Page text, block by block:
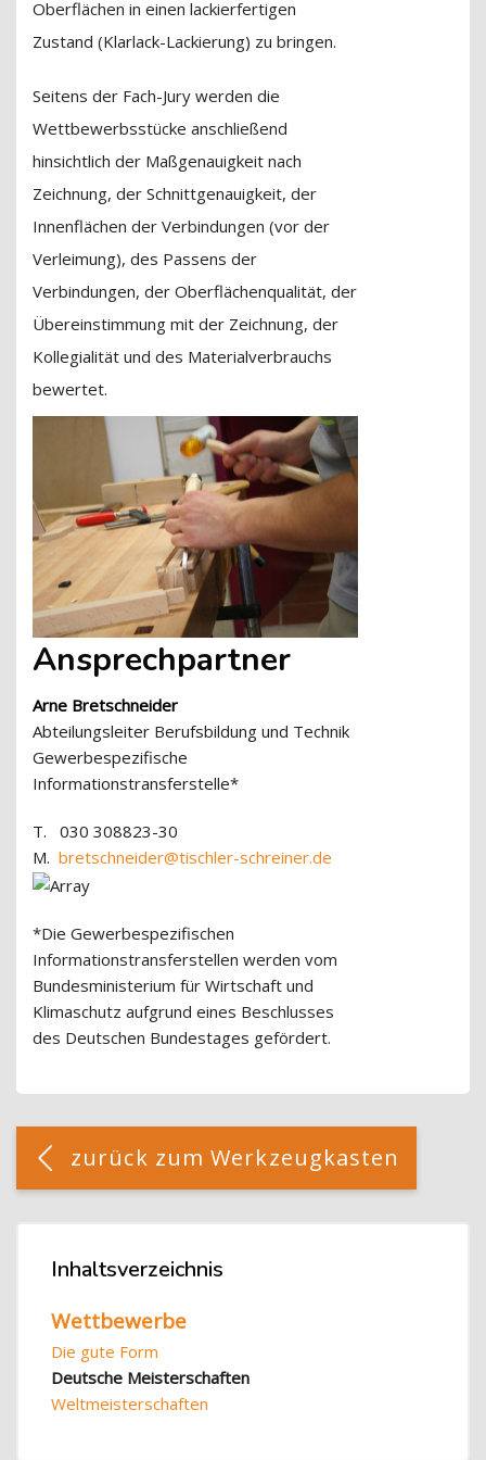
Oberflächen in einen lackierfertigen
Zustand (Klarlack-Lackierung) zu bringen.
Seitens der Fach-Jury werden die
Wettbewerbsstücke anschließend
hinsichtlich der Maßgenauigkeit nach
Zeichnung, der Schnittgenauigkeit, der
Innenflächen der Verbindungen (vor der
Verleimung), des Passens der
Verbindungen, der Oberflächenqualität, der
Übereinstimmung mit der Zeichnung, der
Kollegialität und des Materialverbrauchs
bewertet.
Ansprechpartner
Arne Bretschneider
Abteilungsleiter Berufsbildung und Technik
Gewerbespezifische
Informationstransferstelle*
T. 030 308823-30
M. bretschneider@tischler-schreiner.de
*Die Gewerbespezifischen
Informationstransferstellen werden vom
Bundesministerium für Wirtschaft und
Klimaschutz aufgrund eines Beschlusses
des Deutschen Bundestages gefördert.
Blöcke
[Cocoon] Custom HTML überspringen
zurück zum Werkzeugkasten
Inhaltsverzeichnis überspringen
Inhaltsverzeichnis
Wettbewerbe
Die gute Form
Deutsche Meisterschaften
Weltmeisterschaften